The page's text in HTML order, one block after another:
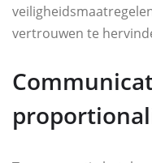
vertrouwen te